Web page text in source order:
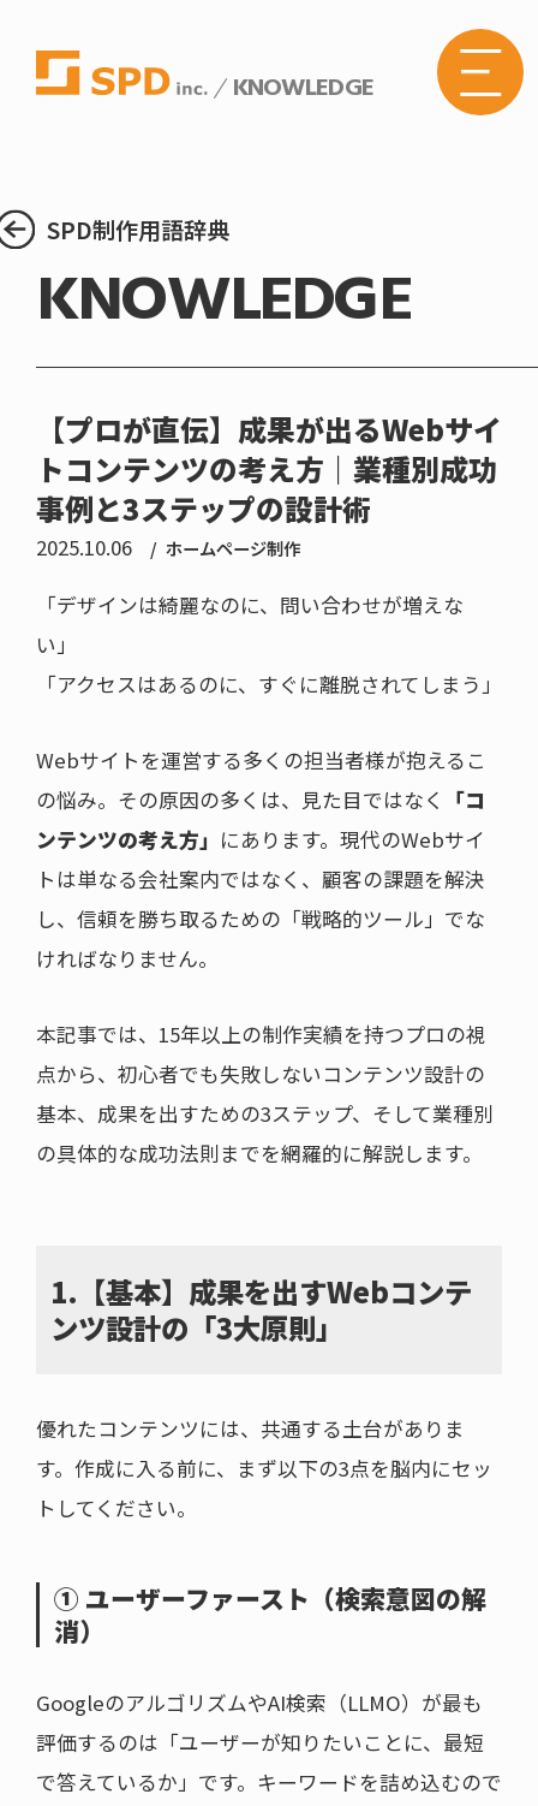
KNOWLEDGE
SPD制作用語辞典
KNOWLEDGE
【プロが直伝】成果が出るWebサイ
トコンテンツの考え方｜業種別成功
事例と3ステップの設計術
2025.10.06 ホームページ制作
「デザインは綺麗なのに、問い合わせが増えな
い」
「アクセスはあるのに、すぐに離脱されてしまう」
Webサイトを運営する多くの担当者様が抱えるこ
の悩み。その原因の多くは、見た目ではなく
「コ
ンテンツの考え方」 にあります。現代のWebサイ
トは単なる会社案内ではなく、顧客の課題を解決
し、信頼を勝ち取るための「戦略的ツール」でな
ければなりません。
本記事では、15年以上の制作実績を持つプロの視
点から、初心者でも失敗しないコンテンツ設計の
基本、成果を出すための3ステップ、そして業種別
の具体的な成功法則までを網羅的に解説します。
1.【基本】成果を出すWebコンテ
ンツ設計の「3大原則」
優れたコンテンツには、共通する土台がありま
す。作成に入る前に、まず以下の3点を脳内にセッ
トしてください。
① ユーザーファースト（検索意図の解
消）
GoogleのアルゴリズムやAI検索（LLMO）が最も
評価するのは「ユーザーが知りたいことに、最短
で答えているか」です。キーワードを詰め込むので